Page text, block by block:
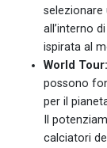
selezionare
all’interno
ispirata al
World Tour:
possono
per il
Il
calciatori